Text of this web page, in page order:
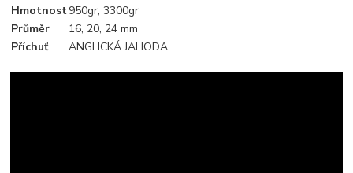
Hmotnost950gr, 3300gr
Průměr
16, 20, 24 mm
Příchuť
ANGLICKÁ JAHODA